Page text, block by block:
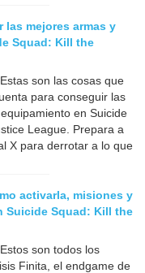
las mejores armas y
Squad: Kill the
son las cosas que
para conseguir las
en Suicide
League. Prepara a
X para derrotar a lo que
activarla, misiones y
Suicide Squad: Kill the
son todos los
Finita, el endgame de